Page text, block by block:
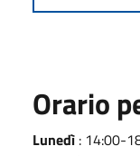
Orario
Lunedì : 14:00-